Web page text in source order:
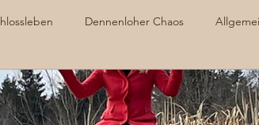
Dennenloher Chaos
Schlossleben